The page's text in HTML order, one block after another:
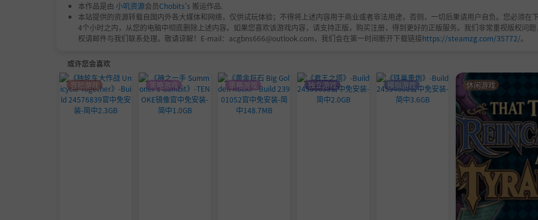
本作品是由 小叽资源会员Chobits's 搬运作品.
本站提供的资源转载自国内外各大媒体和网络，仅供试玩体验；不得将上述内容用于商业或者非法用途，否则，一切后果请用户自负。您必须在
4个小时之内，从您的电脑中彻底删除上述内容。如果您喜欢该游戏内容，请支持正版，购买注册，得到更好的正版服务。我们非常重视版权问
权请邮件与我们联系处理。敬请谅解！E-mail：acgbns666@outlook.com，我们会在第一时间断开下载链接https://steamzg.com/35772/。
或许您会喜欢
冒险游戏 策略游戏 策略游戏 独立游戏 模拟游戏 休闲游戏